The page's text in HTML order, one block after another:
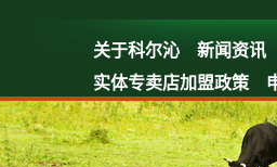
关于科尔沁
新闻资讯
实体专卖店加盟政策